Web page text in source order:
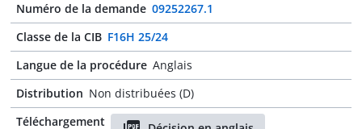
Numéro de la demande 09252267.1
Classe de la CIB F16H 25/24
Langue de la procédure Anglais
Distribution Non distribuées (D)
Téléchargement